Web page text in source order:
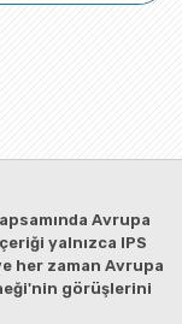
Avrupa
yalnızca IPS
her zaman Avrupa
görüşlerini